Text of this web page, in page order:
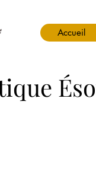
Accueil